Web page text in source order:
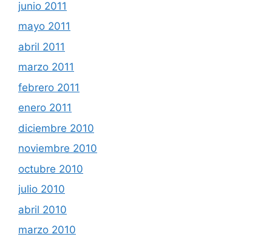
junio 2011
mayo 2011
abril 2011
marzo 2011
febrero 2011
enero 2011
diciembre 2010
noviembre 2010
octubre 2010
julio 2010
abril 2010
marzo 2010